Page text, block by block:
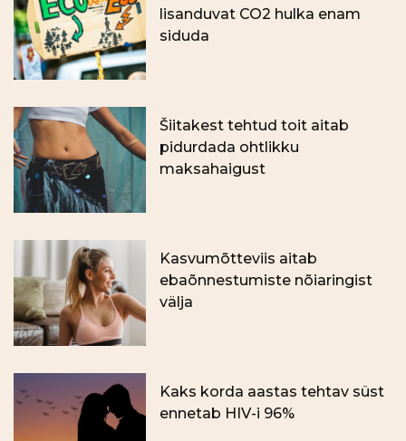
lisanduvat CO2 hulka enam
siduda
Šiitakest tehtud toit aitab
pidurdada ohtlikku
maksahaigust
Kasvumõtteviis aitab
ebaõnnestumiste nõiaringist
välja
Kaks korda aastas tehtav süst
ennetab HIV-i 96%